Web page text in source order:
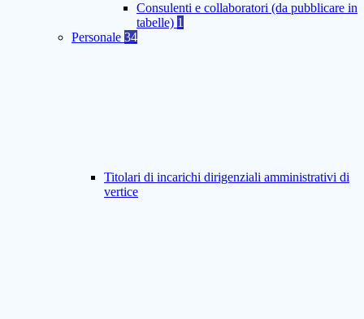
Consulenti e collaboratori (da pubblicare in
tabelle) 1
Personale 34
Titolari di incarichi dirigenziali amministrativi di
vertice